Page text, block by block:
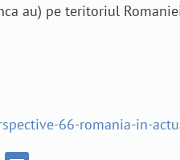
au) pe teritoriul
66-romania-in-